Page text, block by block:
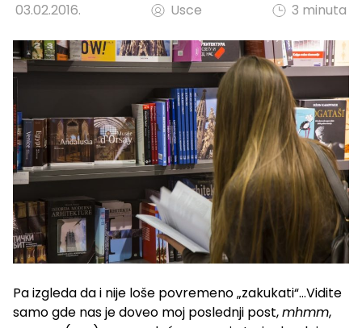
03.02.2016. Usce 3 minuta
Pa izgleda da i nije loše povremeno „zakukati“…Vidite
samo gde nas je doveo moj poslednji post,mhmm,